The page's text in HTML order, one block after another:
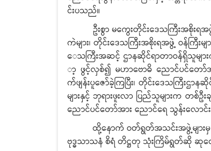
င်းပသည်။
ဦးစွာ မကွေးတိုင်းဒေသကြီးအစိုးရအဖွဲ့
ကဲများ၊ တိုင်းဒေသကြီးအစိုးရအဖွဲ့ ဝန်ကြီးမျ
ေသကြီးအဆင့် ဌာနဆိုင်ရာတာဝန်ရှိသူမ
ာ့ ဖွင့်လှစ်၍ မဟာဗောဓိ ညောင်ပင်တော်
က်ဖျန်းပူဇော်ခဲ့ကြပြီး၊ တိုင်းဒေသကြီး
များနှင့် ဘုရားဖူးလာ ပြည်သူများက တစ်
ညောင်ပင်တော်အား ညောင်ရေ သွန်းလောင်
ထို့နောက် ဝတ်ရွတ်အသင်းအဖွဲ့များမှ အ
ဗုဒ္ဓသာသနံ စိရံ တိဋ္ဌတု သုံးကြိမ်ရွတ်ဆို ဆု